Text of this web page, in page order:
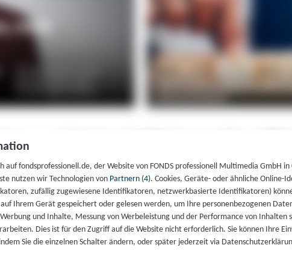
auf fondsprofessionell.de, der Website von FONDS professionell Multimedia GmbH
nutzen wir Technologien von Partnern (4). Cookies, Geräte- oder ähnliche Online-
zufällig zugewiesene Identifikatoren, netzwerkbasierte Identifikatoren)
Ihrem Gerät gespeichert oder gelesen werden, um Ihre personenbezogenen
und Inhalte, Messung von Werbeleistung und der Performance von Inhalten
Dies ist für den Zugriff auf die Website nicht erforderlich. Sie können Ihre
Sie die einzelnen Schalter ändern, oder später jederzeit via